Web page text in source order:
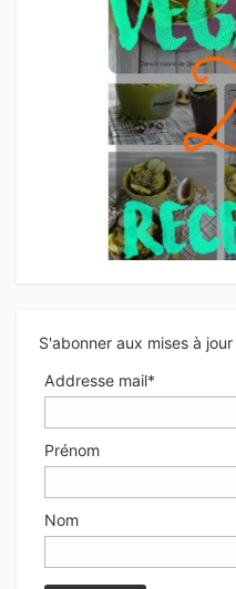
S'abonner aux mises à jour
Addresse mail*
Prénom
Nom